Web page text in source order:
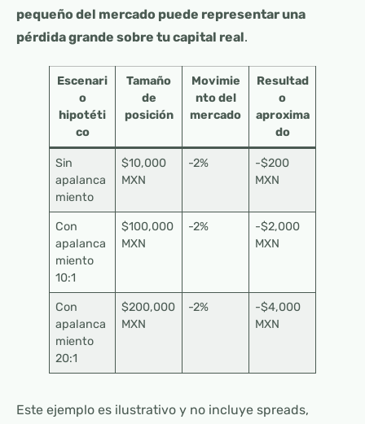
pequeño del mercado puede representar una
pérdida grande sobre tu capital real.
Escenari
o
hipotéti
co
Tamaño
de
posición
Movimie
nto del
mercado
Resultad
o
aproxima
do
Sin
apalanca
miento
$10,000
MXN
-2%
-$200
MXN
Con
apalanca
miento
10:1
$100,000
MXN
-2%
-$2,000
MXN
Con
apalanca
miento
20:1
$200,000
MXN
-2%
-$4,000
MXN
Este ejemplo es ilustrativo y no incluye spreads,